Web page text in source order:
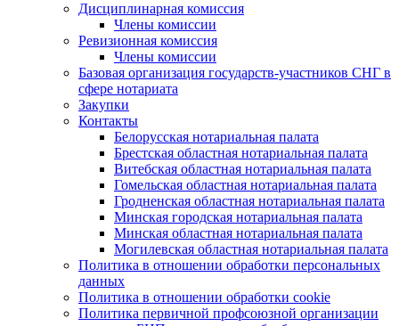
Дисциплинарная комиссия
Члены комиссии
Ревизионная комиссия
Члены комиссии
Базовая организация государств-участников СНГ в
сфере нотариата
Закупки
Контакты
Белорусская нотариальная палата
Брестская областная нотариальная палата
Витебская областная нотариальная палата
Гомельская областная нотариальная палата
Гродненская областная нотариальная палата
Минская городская нотариальная палата
Минская областная нотариальная палата
Могилевская областная нотариальная палата
Политика в отношении обработки персональных
данных
Политика в отношении обработки cookie
Политика первичной профсоюзной организации